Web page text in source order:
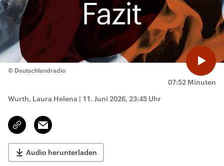
07:52 Minuten
© Deutschlandradio
Wurth, Laura Helena | 11. Juni 2026, 23:45 Uhr
Link
kopieren/teilen
Email
Audio herunterladen